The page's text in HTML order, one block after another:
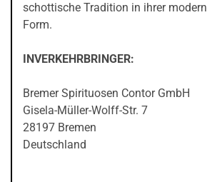
schottische Tradition in ihrer
Form.
INVERKEHRBRINGER:
Bremer Spirituosen Contor GmbH
Gisela-Müller-Wolff-Str. 7
28197 Bremen
Deutschland